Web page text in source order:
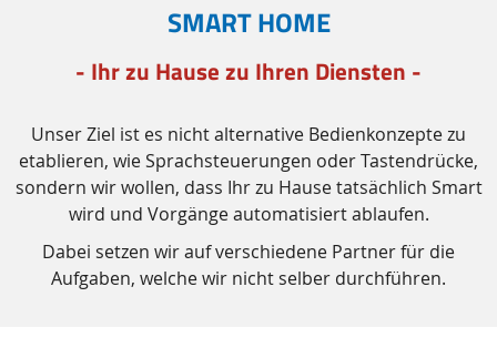
SMART HOME
- Ihr zu Hause zu Ihren Diensten -
Unser Ziel ist es nicht alternative Bedienkonzepte zu
etablieren, wie Sprachsteuerungen oder Tastendrücke,
sondern wir wollen, dass Ihr zu Hause tatsächlich Smart
wird und Vorgänge automatisiert ablaufen.
Dabei setzen wir auf verschiedene Partner für die
Aufgaben, welche wir nicht selber durchführen.